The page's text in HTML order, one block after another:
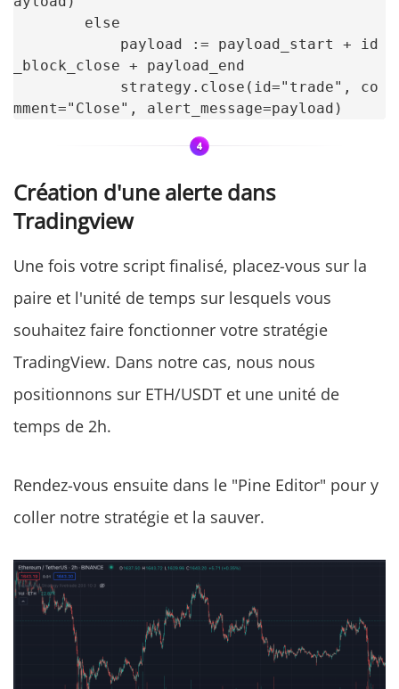
_block_close + payload_end
mment="Close", alert_message=payload)
Création d'une alerte dans
Tradingview
Une fois votre script finalisé, placez-vous sur la
paire et l'unité de temps sur lesquels vous
souhaitez faire fonctionner votre stratégie
TradingView. Dans notre cas, nous nous
positionnons sur ETH/USDT et une unité de
temps de 2h.
Rendez-vous ensuite dans le "Pine Editor" pour y
coller notre stratégie et la sauver.